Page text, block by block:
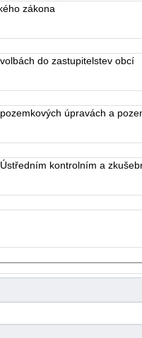
zákona
do zastupitelstev obcí
úpravách a
kontrolním a